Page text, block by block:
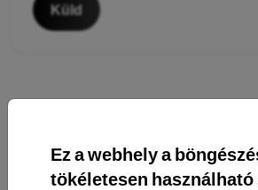
Ez a webhely a
tökéletesen
Küld